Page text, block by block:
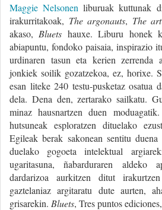
Maggie Nelsonen liburuak kuttunak
irakurritakoak, The argonauts, The
akaso, Bluets hauxe. Liburu honek
abiapuntu, fondoko paisaia, inspirazio
urdinaren tasun eta kerien zerrenda
jonkiek soilik gozatzekoa, ez, horixe.
esan liteke 240 testu-pusketaz osatua
dela. Dena den, zertarako sailkatu.
minaz hausnartzen duen
hutsuneak esploratzen dituelako
Egileak berak sakonean sentitu duena
duelako gogoeta intelektual
ugaritasuna, ñabarduraren aldeko
dardarizoa aurkitzen ditut
gaztelaniaz argitaratu dute aurten,
grisarekin. Bluets, Tres puntos